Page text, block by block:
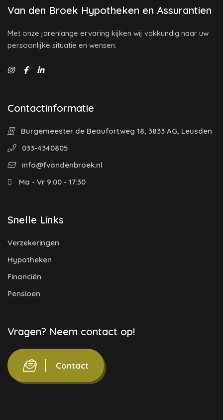
Van den Broek Hypotheken en Assurantien
Met onze jarenlange ervaring kijken wij vakkundig naar uw
persoonlijke situatie en wensen.
Contactinformatie
Burgemeester de Beaufortweg 18, 3833 AG, Leusden
033-4340805
info@fvandenbroek.nl
Ma - Vr 9:00 - 17:30
Snelle Links
Verzekeringen
Hypotheken
Financiën
Pensioen
Vragen? Neem contact op!
Contact